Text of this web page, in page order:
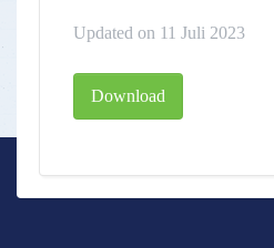
Updated on 11 Juli 2023
Download